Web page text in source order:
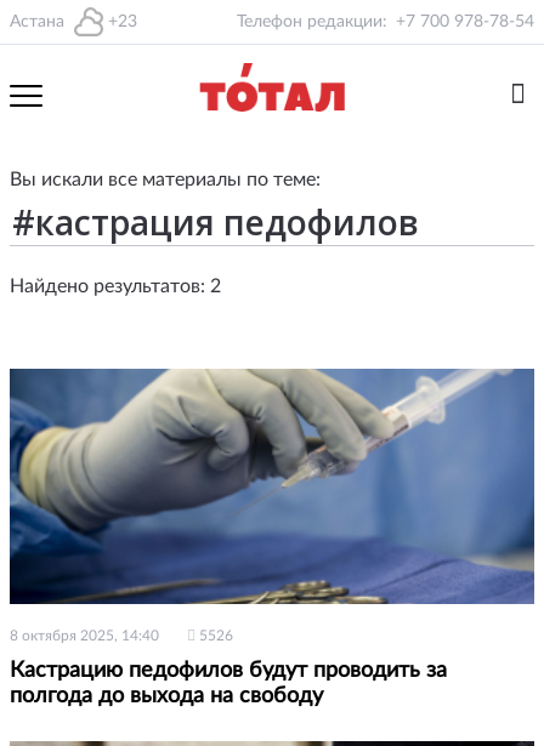
Астана +23 Телефон редакции: +7 700 978-78-54
Вы искали все материалы по теме:
Найдено результатов: 2
8 октября 2025, 14:40 5526
Кастрацию педофилов будут проводить за
полгода до выхода на свободу